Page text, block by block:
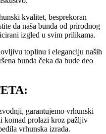
kvalitet, besprekoran
da naša bunda od prirodnog
izgled u svim prilikama.
toplinu i eleganciju naših
bunda čeka da bude deo
garantujemo vrhunski
komad prolazi kroz pažljiv
vrhunska izrada.